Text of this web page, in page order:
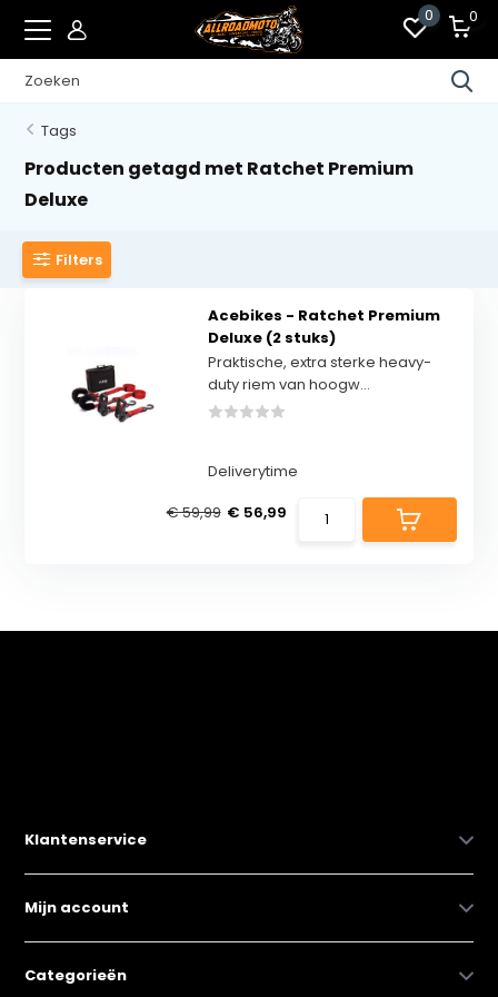
0 0
Tags
Producten getagd met Ratchet Premium
Deluxe
Filters
Acebikes - Ratchet Premium
Deluxe (2 stuks)
Praktische, extra sterke heavy-
duty riem van hoogw...
Deliverytime
€ 59,99 € 56,99
Klantenservice
Mijn account
Categorieën